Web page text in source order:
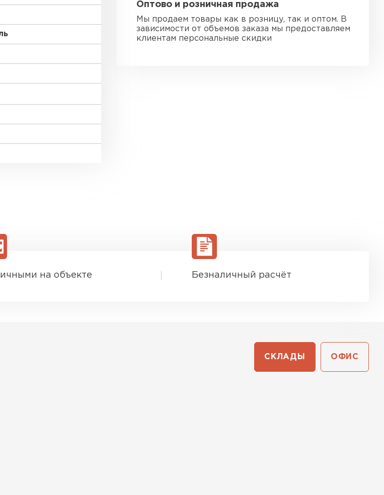
Оптово и розничная продажа
Мы продаем товары как в розницу, так и оптом. В
зависимости от объемов заказа мы предоставляем
клиентам персональные скидки
на объекте Безналичный расчёт
СКЛАДЫ ОФИС